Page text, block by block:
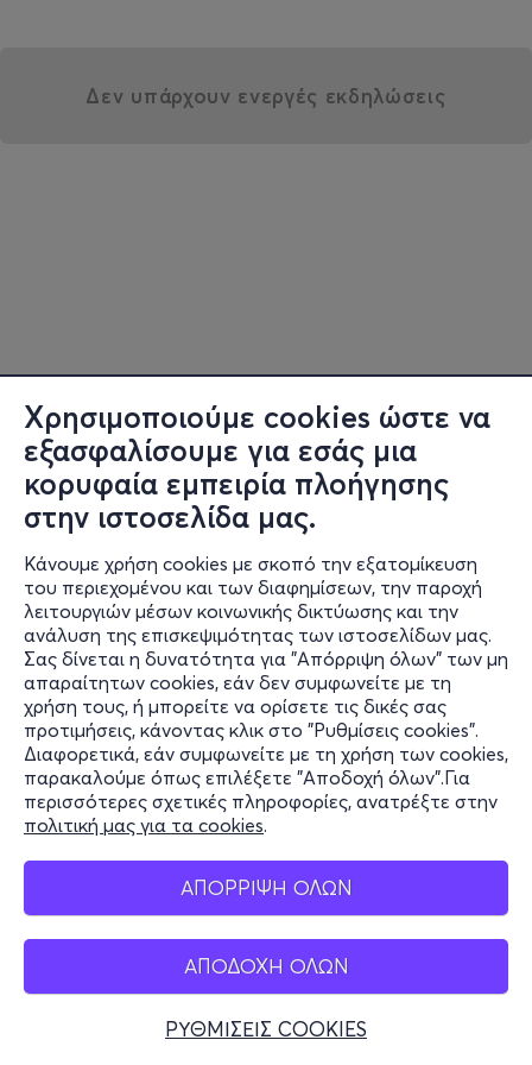
Χρησιμοποιούμε cookies ώστε να
εξασφαλίσουμε για εσάς μια
κορυφαία εμπειρία πλοήγησης
στην ιστοσελίδα μας.
Κάνουμε χρήση cookies με σκοπό την εξατομίκευση
του περιεχομένου και των διαφημίσεων, την παροχή
λειτουργιών μέσων κοινωνικής δικτύωσης και την
ανάλυση της επισκεψιμότητας των ιστοσελίδων μας.
Σας δίνεται η δυνατότητα για "Απόρριψη όλων" των μη
απαραίτητων cookies, εάν δεν συμφωνείτε με τη
χρήση τους, ή μπορείτε να ορίσετε τις δικές σας
προτιμήσεις, κάνοντας κλικ στο "Ρυθμίσεις cookies".
Διαφορετικά, εάν συμφωνείτε με τη χρήση των cookies,
παρακαλούμε όπως επιλέξετε "Αποδοχή όλων".Για
περισσότερες σχετικές πληροφορίες, ανατρέξτε στην
πολιτική μας για τα cookies.
ΑΠΟΡΡΙΨΗ ΟΛΩΝ
ΑΠΟΔΟΧΗ ΟΛΩΝ
ΡΥΘΜΙΣΕΙΣ COOKIES
Δεν υπάρχουν ενεργές εκδηλώσεις